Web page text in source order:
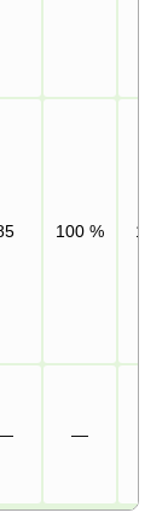
100 % 15
—